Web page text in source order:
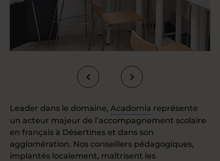
Leader dans le domaine, Acadomia représente
un acteur majeur de l’accompagnement scolaire
en français à Désertines et dans son
agglomération. Nos conseillers pédagogiques,
implantés localement, maîtrisent les